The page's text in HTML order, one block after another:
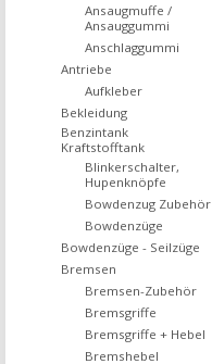
Ansaugmuffe /
Ansauggummi
Anschlaggummi
Antriebe
Aufkleber
Bekleidung
Benzintank
Kraftstofftank
Blinkerschalter,
Hupenknöpfe
Bowdenzug Zubehör
Bowdenzüge
Bowdenzüge - Seilzüge
Bremsen
Bremsen-Zubehör
Bremsgriffe
Bremsgriffe + Hebel
Bremshebel